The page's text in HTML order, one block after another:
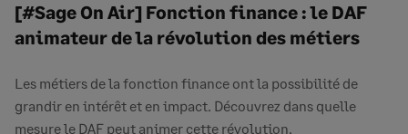
[#Sage On Air] Fonction finance : le DAF
animateur de la révolution des métiers
Les métiers de la fonction finance ont la possibilité de
grandir en intérêt et en impact. Découvrez dans quelle
mesure le DAF peut animer cette révolution.